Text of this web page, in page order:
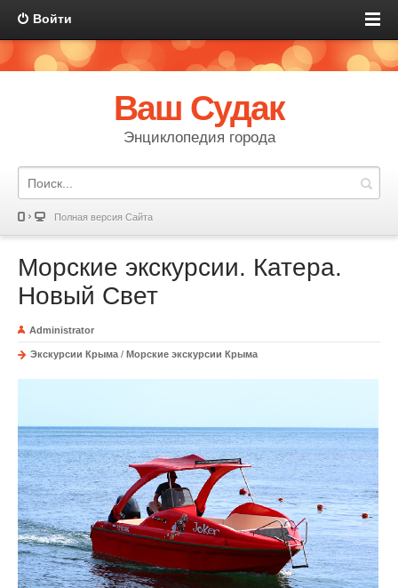
Войти
Ваш Судак
Энциклопедия города
Полная версия Сайта
Морские экскурсии. Катера.
Новый Свет
Administrator
Экскурсии Крыма / Морские экскурсии Крыма